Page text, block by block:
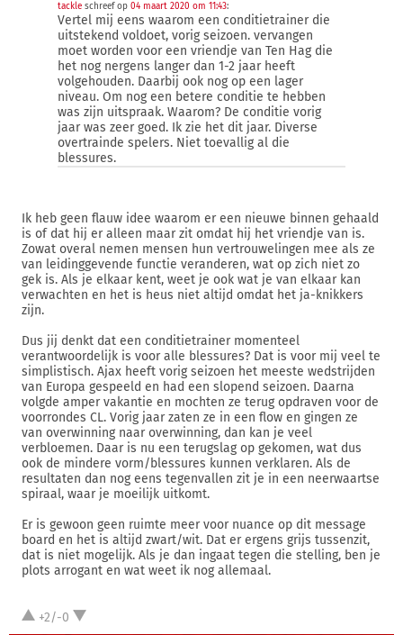
tackle schreef op 04 maart 2020 om 11:43:
Vertel mij eens waarom een conditietrainer die
uitstekend voldoet, vorig seizoen. vervangen
moet worden voor een vriendje van Ten Hag die
het nog nergens langer dan 1-2 jaar heeft
volgehouden. Daarbij ook nog op een lager
niveau. Om nog een betere conditie te hebben
was zijn uitspraak. Waarom? De conditie vorig
jaar was zeer goed. Ik zie het dit jaar. Diverse
overtrainde spelers. Niet toevallig al die
blessures.
Ik heb geen flauw idee waarom er een nieuwe binnen gehaald
is of dat hij er alleen maar zit omdat hij het vriendje van is.
Zowat overal nemen mensen hun vertrouwelingen mee als ze
van leidinggevende functie veranderen, wat op zich niet zo
gek is. Als je elkaar kent, weet je ook wat je van elkaar kan
verwachten en het is heus niet altijd omdat het ja-knikkers
zijn.
Dus jij denkt dat een conditietrainer momenteel
verantwoordelijk is voor alle blessures? Dat is voor mij veel te
simplistisch. Ajax heeft vorig seizoen het meeste wedstrijden
van Europa gespeeld en had een slopend seizoen. Daarna
volgde amper vakantie en mochten ze terug opdraven voor de
voorrondes CL. Vorig jaar zaten ze in een flow en gingen ze
van overwinning naar overwinning, dan kan je veel
verbloemen. Daar is nu een terugslag op gekomen, wat dus
ook de mindere vorm/blessures kunnen verklaren. Als de
resultaten dan nog eens tegenvallen zit je in een neerwaartse
spiraal, waar je moeilijk uitkomt.
Er is gewoon geen ruimte meer voor nuance op dit message
board en het is altijd zwart/wit. Dat er ergens grijs tussenzit,
dat is niet mogelijk. Als je dan ingaat tegen die stelling, ben je
plots arrogant en wat weet ik nog allemaal.
+2/-0